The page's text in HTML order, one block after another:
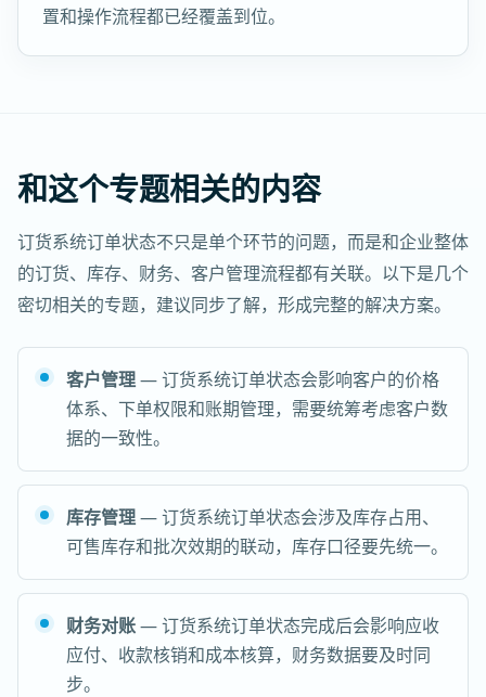
置和操作流程都已经覆盖到位。
和这个专题相关的内容
订货系统订单状态不只是单个环节的问题，而是和企业整体
的订货、库存、财务、客户管理流程都有关联。以下是几个
密切相关的专题，建议同步了解，形成完整的解决方案。
客户管理— 订货系统订单状态会影响客户的价格
体系、下单权限和账期管理，需要统筹考虑客户数
据的一致性。
库存管理— 订货系统订单状态会涉及库存占用、
可售库存和批次效期的联动，库存口径要先统一。
财务对账— 订货系统订单状态完成后会影响应收
应付、收款核销和成本核算，财务数据要及时同
步。